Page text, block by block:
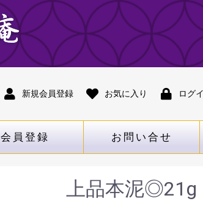
新規会員登録 お気に入り ログ
会員登録 お問い合せ
上品本泥◎21g